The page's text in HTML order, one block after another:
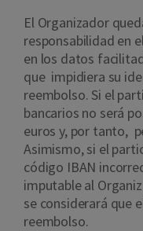
El Organizador
responsabilidad en
en los datos
que impidiera su
reembolso. Si el
bancarios no será
euros y, por tanto,
Asimismo, si el
código IBAN
imputable al
se considerará que
reembolso.